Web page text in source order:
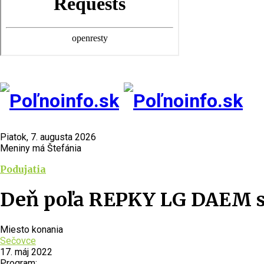
Piatok, 7. augusta 2026
Meniny má Štefánia
Podujatia
Deň poľa REPKY LG DAEM
Miesto konania
Sečovce
17. máj 2022